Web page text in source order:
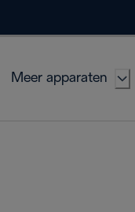
Meer apparaten